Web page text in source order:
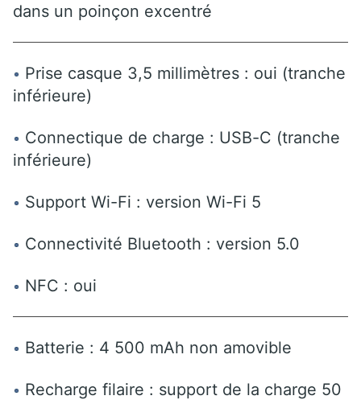
dans un poinçon excentré
Prise casque 3,5 millimètres : oui (tranche
inférieure)
Connectique de charge : USB-C (tranche
inférieure)
Support Wi-Fi : version Wi-Fi 5
Connectivité Bluetooth : version 5.0
NFC : oui
Batterie : 4 500 mAh non amovible
Recharge filaire : support de la charge 50